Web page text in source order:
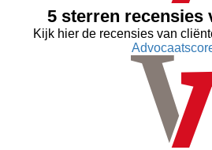
5 sterren recensies
Kijk hier de recensies van